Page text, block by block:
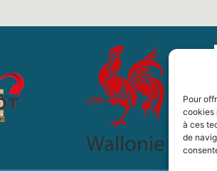
Pour
cookies
à ces
de